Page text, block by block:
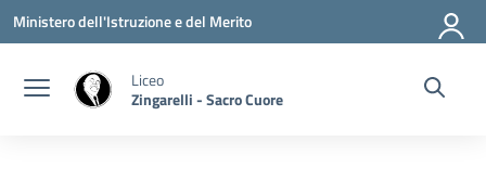
Vai ai contenuti
Vai al menu di navigazione
Vai al footer
Ministero dell'Istruzione e del Merito
Liceo
Zingarelli - Sacro Cuore